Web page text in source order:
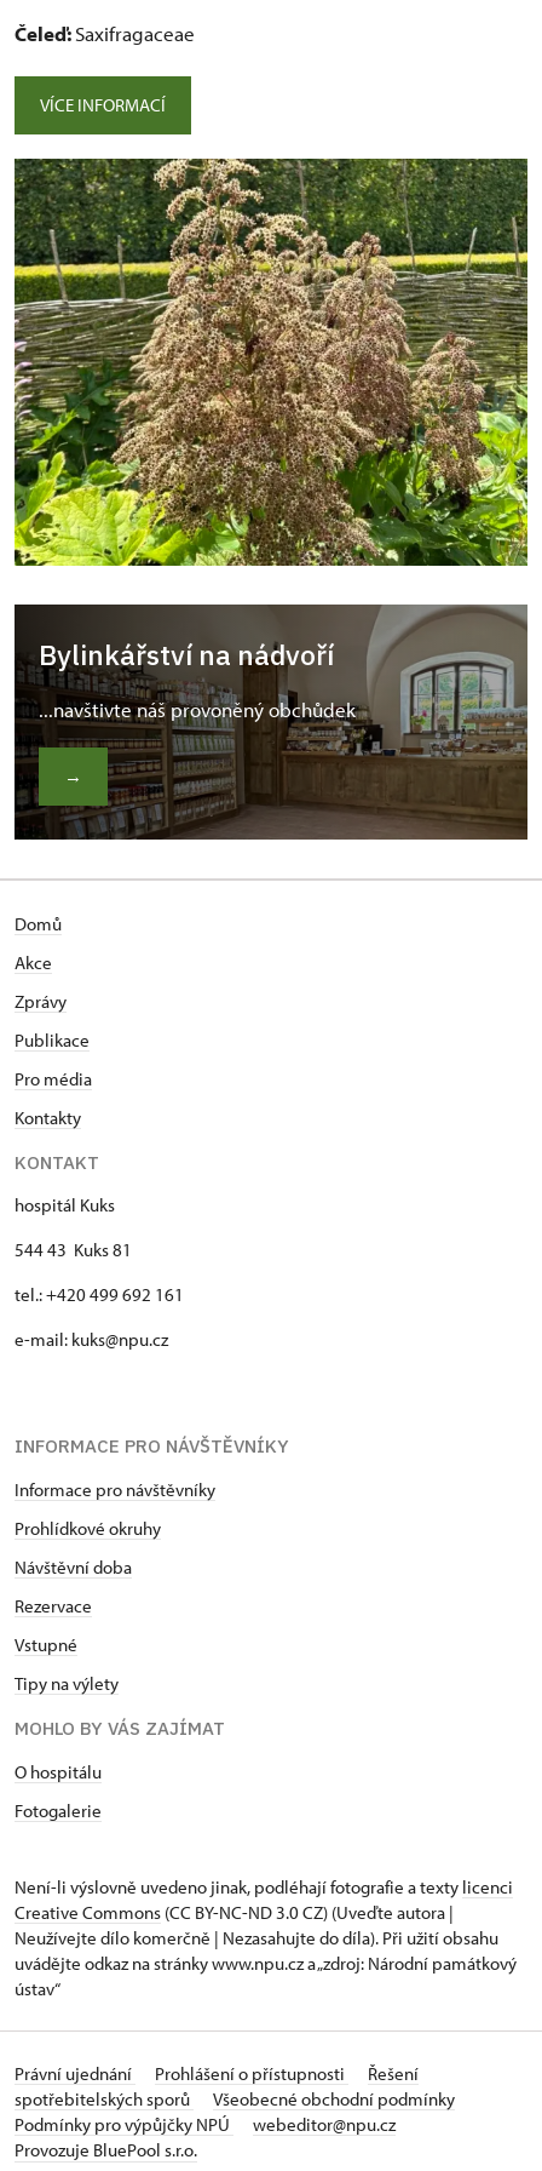
Čeleď:Saxifragaceae
VÍCE INFORMACÍ
Bylinkářství na nádvoří
...navštivte náš provoněný obchůdek
→
Domů
Akce
Zprávy
Publikace
Pro média
Kontakty
KONTAKT
hospitál Kuks
544 43 Kuks 81
tel.: +420 499 692 161
e-mail: kuks@npu.cz
INFORMACE PRO NÁVŠTĚVNÍKY
Informace pro návštěvníky
Prohlídkové okruhy
Návštěvní doba
Rezervace
Vstupné
Tipy na výlety
MOHLO BY VÁS ZAJÍMAT
O hospitálu
Fotogalerie
Není-li výslovně uvedeno jinak, podléhají fotografie a texty licenci
Creative Commons (CC BY-NC-ND 3.0 CZ) (Uveďte autora |
Neužívejte dílo komerčně | Nezasahujte do díla). Při užití obsahu
uvádějte odkaz na stránky www.npu.cz a „zdroj: Národní památkový
ústav“
Právní ujednání Prohlášení o přístupnosti
Řešení
spotřebitelských sporů
Všeobecné obchodní podmínky
Podmínky pro výpůjčky NPÚ
webeditor@npu.cz
Provozuje BluePool s.r.o.